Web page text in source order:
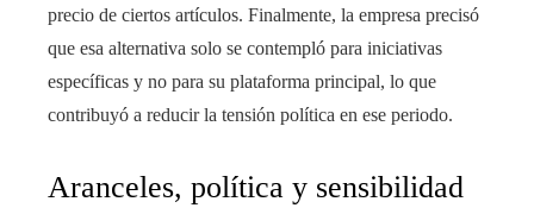
precio de ciertos artículos. Finalmente, la empresa precisó
que esa alternativa solo se contempló para iniciativas
específicas y no para su plataforma principal, lo que
contribuyó a reducir la tensión política en ese periodo.
Aranceles, política y sensibilidad